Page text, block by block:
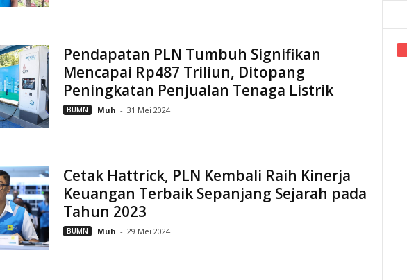
Pendapatan PLN Tumbuh Signifikan
Mencapai Rp487 Triliun, Ditopang
Peningkatan Penjualan Tenaga Listrik
BUMN Muh - 31 Mei 2024
Cetak Hattrick, PLN Kembali Raih Kinerja
Keuangan Terbaik Sepanjang Sejarah pada
Tahun 2023
BUMN Muh - 29 Mei 2024